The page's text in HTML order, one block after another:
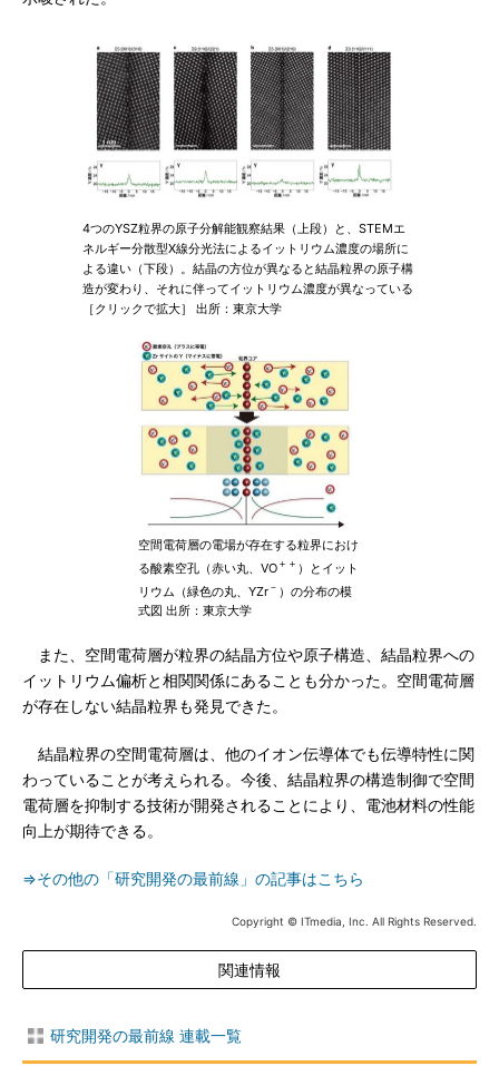
4つのYSZ粒界の原子分解能観察結果（上段）と、STEMエ
ネルギー分散型X線分光法によるイットリウム濃度の場所に
よる違い（下段）。結晶の方位が異なると結晶粒界の原子構
造が変わり、それに伴ってイットリウム濃度が異なっている
［クリックで拡大］ 出所：東京大学
空間電荷層の電場が存在する粒界におけ
る酸素空孔（赤い丸、VO＋＋ ）とイット
リウム（緑色の丸、YZr－ ）の分布の模
式図 出所：東京大学
また、空間電荷層が粒界の結晶方位や原子構造、結晶粒界への
イットリウム偏析と相関関係にあることも分かった。空間電荷層
が存在しない結晶粒界も発見できた。
結晶粒界の空間電荷層は、他のイオン伝導体でも伝導特性に関
わっていることが考えられる。今後、結晶粒界の構造制御で空間
電荷層を抑制する技術が開発されることにより、電池材料の性能
向上が期待できる。
⇒その他の「研究開発の最前線」の記事はこちら
Copyright © ITmedia, Inc. All Rights Reserved.
関連情報
研究開発の最前線 連載一覧